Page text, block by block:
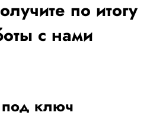
по итогу
с нами
под ключ